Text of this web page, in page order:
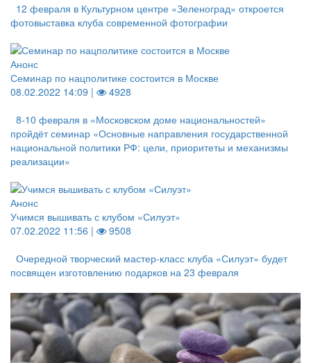
12 февраля в Культурном центре «Зеленоград» откроется
фотовыставка клуба современной фотографии
Анонс
Семинар по нацполитике состоится в Москве
08.02.2022 14:09 |
4928
8-10 февраля в «Московском доме национальностей»
пройдёт семинар «Основные направления государственной
национальной политики РФ: цели, приоритеты и механизмы
реализации»
Анонс
Учимся вышивать с клубом «Силуэт»
07.02.2022 11:56 |
9508
Очередной творческий мастер-класс клуба «Силуэт» будет
посвящен изготовлению подарков на 23 февраля